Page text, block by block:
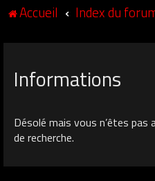
Accueil Index du
Informations
Désolé mais vous n’êtes
de recherche.